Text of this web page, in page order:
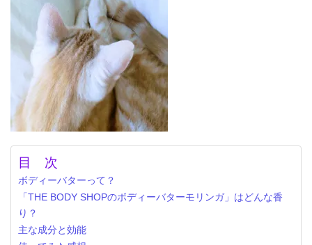
目 次
ボディーバターって？
「THE BODY SHOPのボディーバターモリンガ」はどんな香
り？
主な成分と効能